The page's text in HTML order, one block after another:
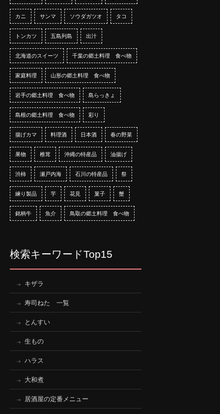
カニ サンマ ソウダガツオ タコ
トンカツ 五島列島 出汁
北海道のスイーツ 千葉の郷土料理 食べ物
家庭料理 山形の郷土料理 食べ物
岩手の郷土料理 食べ物 島らっきょ
島根の郷土料理 食べ物 彩り
揚げカマ 料理酒 日本酒 春の野菜
果物 椎茸 沖縄の特産品 油揚げ
渋柿 瀬戸内海 石川の特産品 祭
練り製品 芋 花見 菓子 蟹
銘柄牛 魚介 鳥取の郷土料理 食べ物
検索キーワードTop15
キザラ
寿司ねた 一覧
とんすい
生もの
ハラス
大和煮
居酒屋の定番メニュー